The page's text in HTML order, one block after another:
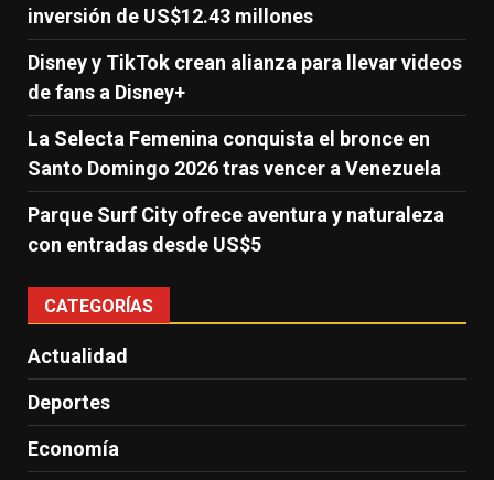
inversión de US$12.43 millones
Disney y TikTok crean alianza para llevar videos
de fans a Disney+
La Selecta Femenina conquista el bronce en
Santo Domingo 2026 tras vencer a Venezuela
Parque Surf City ofrece aventura y naturaleza
con entradas desde US$5
CATEGORÍAS
Actualidad
Deportes
Economía